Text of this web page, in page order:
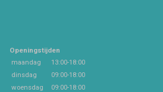
Openingstijden
maandag
13:00-18:00
dinsdag
09:00-18:00
woensdag
09:00-18:00